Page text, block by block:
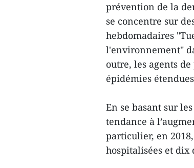
prévention de la
se concentre sur
hebdomadaires
l'environnement"
outre, les agents
épidémies
En se basant sur
tendance à
particulier, en
hospitalisées et dix